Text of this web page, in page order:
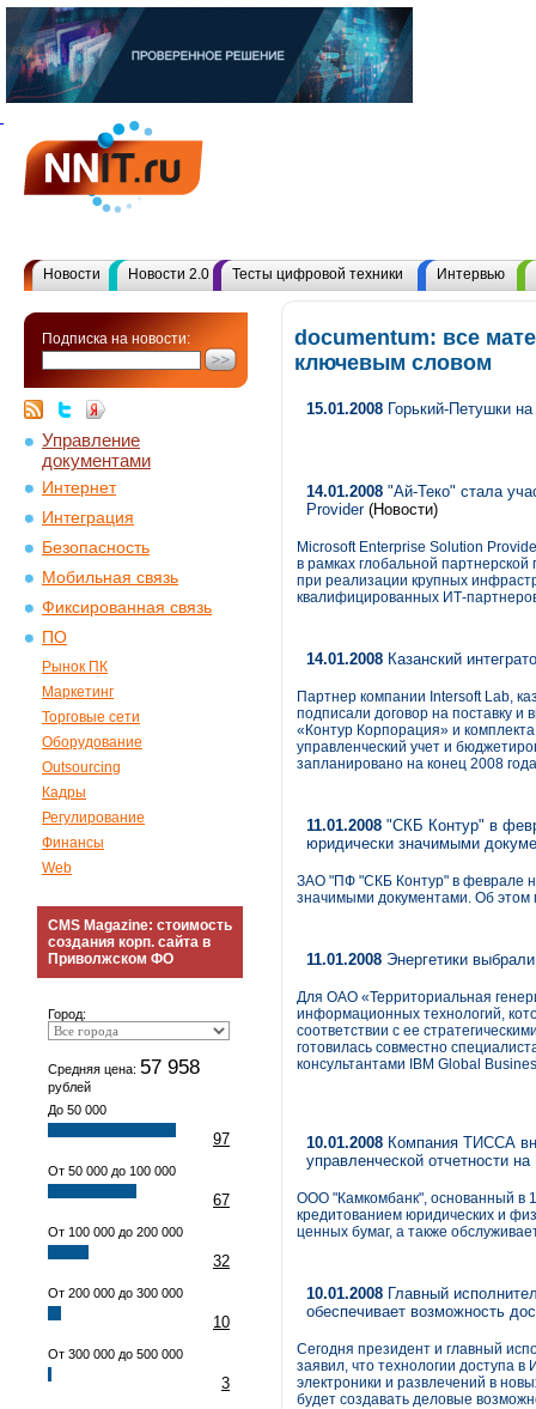
Новости Новости 2.0 Тесты цифровой техники Интервью
Подписка на новости:
Управление
документами
Интернет
Интеграция
Безопасность
Мобильная связь
Фиксированная связь
ПО
Рынок ПК
Маркетинг
Торговые сети
Оборудование
Outsourcing
Кадры
Регулирование
Финансы
Web
CMS Magazine: стоимость
создания корп. сайта в
Приволжском ФО
Город:
Средняя цена: 57 958
рублей
До 50 000
97
От 50 000 до 100 000
67
От 100 000 до 200 000
32
От 200 000 до 300 000
10
От 300 000 до 500 000
3
documentum: все
ключевым словом
15.01.2008 Горький-Петушки на
14.01.2008 "Ай-Теко" стала
Provider(Новости)
Microsoft Enterprise Solution
в рамках глобальной
при реализации крупных
квалифицированных ИТ-
14.01.2008 Казанский
Партнер компании Intersoft Lab,
подписали договор на поставку
«Контур Корпорация» и
управленческий учет и
запланировано на конец 2008
11.01.2008 "СКБ Контур" в
юридически значимыми
ЗАО "ПФ "СКБ Контур" в феврале
значимыми документами. Об этом
11.01.2008 Энергетики
Для ОАО «Территориальная
информационных технологий,
соответствии с ее
готовилась совместно
консультантами IBM Global
10.01.2008 Компания ТИССА
управленческой отчетности
ООО "Камкомбанк", основанный в
кредитованием юридических и
ценных бумаг, а также
10.01.2008 Главный
обеспечивает возможность
Сегодня президент и главный
заявил, что технологии доступа
электроники и развлечений в
будет создавать деловые